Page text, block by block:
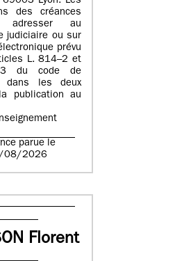
des créances
au
judiciaire ou sur
prévu
L. 814–2 et
du code de
dans les deux
publication au
parue le
08/2026
Florent